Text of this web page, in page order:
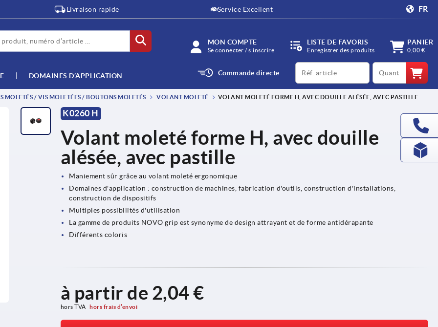
Livraison rapide Service Excellent FR
MON COMPTE
Se connecter / s’inscrire
LISTE DE FAVORIS
Enregistrer des produits
PANIER
0,00 €
DOMAINES D’APPLICATION Commande directe
productCode qty
MOLETÉS / VIS MOLETÉES / BOUTONS MOLETÉS VOLANT MOLETÉ VOLANT MOLETÉ FORME H, AVEC DOUILLE ALÉSÉE, AVEC PASTILLE
K0260 H
Volant moleté forme H, avec douille
alésée, avec pastille
Maniement sûr grâce au volant moleté ergonomique
Domaines d'application : construction de machines, fabrication d'outils, construction d'installations,
construction de dispositifs
Multiples possibilités d'utilisation
La gamme de produits NOVO grip est synonyme de design attrayant et de forme antidérapante
Différents coloris
à partir de 2,04 €
hors TVA hors frais d’envoi